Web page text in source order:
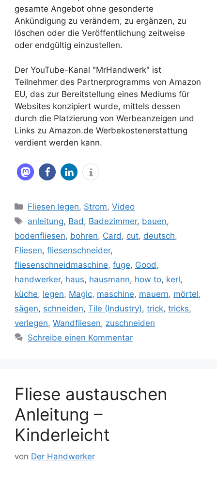
gesamte Angebot ohne gesonderte
Ankündigung zu verändern, zu ergänzen, zu
löschen oder die Veröffentlichung zeitweise
oder endgültig einzustellen.
Der YouTube-Kanal "MrHandwerk" ist
Teilnehmer des Partnerprogramms von Amazon
EU, das zur Bereitstellung eines Mediums für
Websites konzipiert wurde, mittels dessen
durch die Platzierung von Werbeanzeigen und
Links zu Amazon.de Werbekostenerstattung
verdient werden kann.
Kategorien
Fliesen legen, Strom,Video
Schlagwörter
anleitung, Bad, Badezimmer, bauen,
bodenfliesen, bohren, Card, cut, deutsch,
Fliesen, fliesenschneider,
fliesenschneidmaschine, fuge, Good,
handwerker, haus, hausmann, how to, kerl,
küche, legen, Magic, maschine, mauern, mörtel,
sägen, schneiden, Tile (Industry), trick, tricks,
verlegen, Wandfliesen, zuschneiden
Schreibe einen Kommentar
Fliese austauschen
Anleitung –
Kinderleicht
von Der Handwerker